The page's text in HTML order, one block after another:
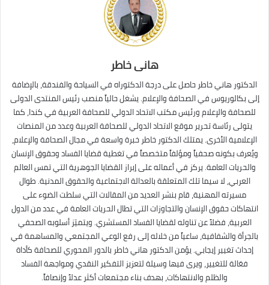
هانى خاطر
الدكتور هاني خاطر حاصل على درجة الدكتوراه في السياحة والفندقة، بالإضافة
إلى بكالوريوس في الصحافة والإعلام. يشغل حالياً منصب رئيس المنتدى الدولى
للصحافة والإعلام ورئيس مكتب الاتحاد الدولي للصحافة العربية في كندا، كما
يتولى رئاسة تحرير موقع الاتحاد الدولي للصحافة العربية وعدد من المنصات
الإعلامية الأخرى. يمتلك الدكتور خاطر خبرة واسعة في مجال الصحافة والإعلام،
ويُعرف بكونه صحفياً ومؤلفاً متخصصاً في تغطية قضايا الفساد وحقوق الإنسان
والحريات العامة. يركز في أعماله على إبراز القضايا الجوهرية التي تمس العالم
العربي، لا سيما تلك المتعلقة بالعدالة الاجتماعية والحقوق المدنية. طوال
مسيرته المهنية، قام بنشر العديد من المقالات التي سلطت الضوء على
انتهاكات حقوق الإنسان والتجاوزات التي تطال الحريات العامة في عدد من الدول
العربية، فضلاً عن تناوله لقضايا الفساد المستشري. ويتميّز أسلوبه الصحفي
بالجرأة والشفافية، ساعياً من خلاله إلى رفع الوعي المجتمعي والمساهمة في
إحداث تغيير إيجابي. يؤمن الدكتور هاني خاطر بالدور المحوري للصحافة كأداة
فعّالة للتغيير، ويرى فيها وسيلة لتعزيز التفكير النقدي ومواجهة الفساد
والظلم والانتهاكات، بهدف بناء مجتمعات أكثر عدلاً وإنصافاً.